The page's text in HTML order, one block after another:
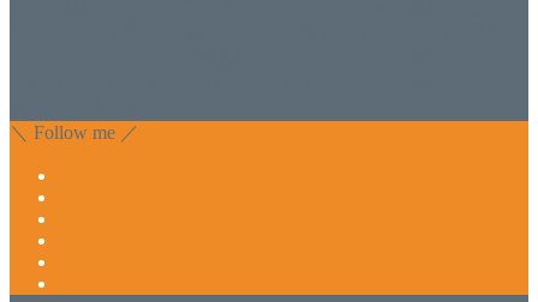
＼ Follow me ／